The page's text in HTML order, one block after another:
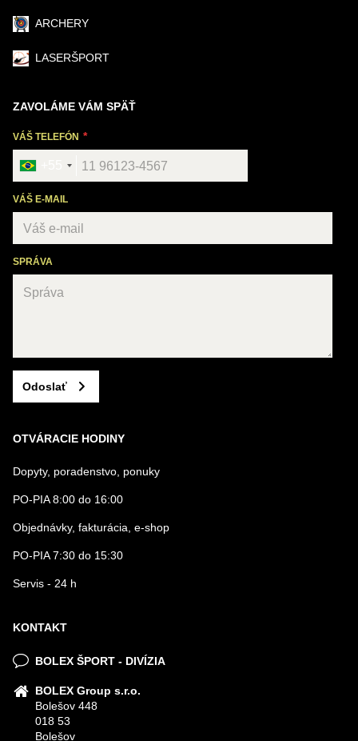
ARCHERY
LASERŠPORT
ZAVOLÁME VÁM SPÄŤ
VÁŠ TELEFÓN
VÁŠ E-MAIL
SPRÁVA
Odoslať
OTVÁRACIE HODINY
Dopyty, poradenstvo, ponuky
PO-PIA 8:00 do 16:00
Objednávky, fakturácia, e-shop
PO-PIA 7:30 do 15:30
Servis - 24 h
KONTAKT
BOLEX ŠPORT - DIVÍZIA
BOLEX Group s.r.o.
Bolešov 448
018 53
Bolešov